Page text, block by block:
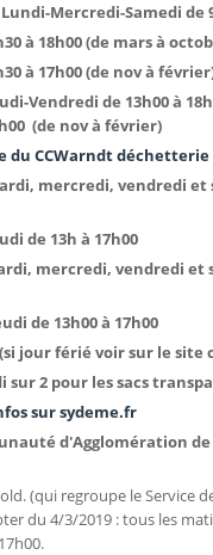
Mercredi-Samedi de
mars à
nov à
à 18h00
à février)
du CCWarndt déchetterie
vendredi et
de 13h à 17h00
vendredi et
à 17h00
voir sur le site ci-
sur 2 pour les sacs
sur sydeme.fr
d'Agglomération de
(qui regroupe le Service
du 4/3/2019 : tous les